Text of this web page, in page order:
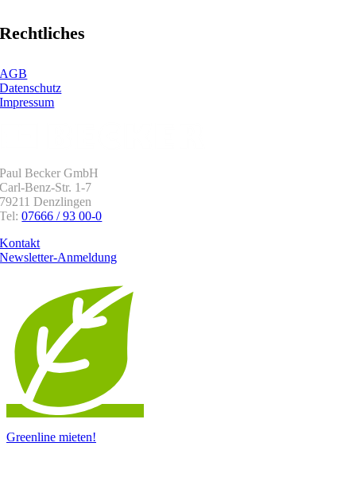
Rechtliches
AGB
Datenschutz
Impressum
Paul Becker GmbH
Carl-Benz-Str. 1-7
79211 Denzlingen
Tel:07666 / 93 00-0
Kontakt
Newsletter-Anmeldung
Greenline mieten!